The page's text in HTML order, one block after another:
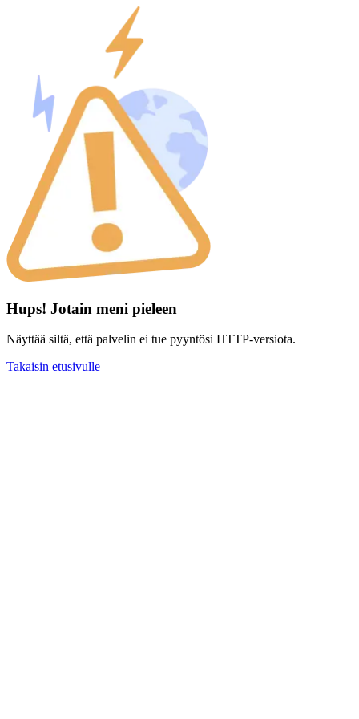
Hups! Jotain meni pieleen
Näyttää siltä, että palvelin ei tue pyyntösi HTTP-versiota.
Takaisin etusivulle